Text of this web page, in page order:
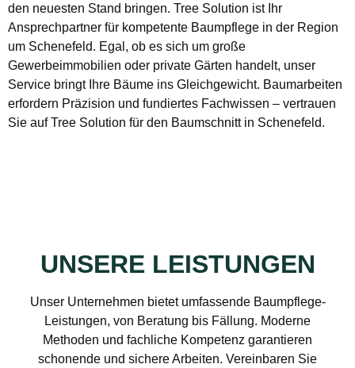
den neuesten Stand bringen. Tree Solution ist Ihr
Ansprechpartner für kompetente Baumpflege in der Region
um Schenefeld. Egal, ob es sich um große
Gewerbeimmobilien oder private Gärten handelt, unser
Service bringt Ihre Bäume ins Gleichgewicht. Baumarbeiten
erfordern Präzision und fundiertes Fachwissen – vertrauen
Sie auf Tree Solution für den Baumschnitt in Schenefeld.
UNSERE LEISTUNGEN
Unser Unternehmen bietet umfassende Baumpflege-
Leistungen, von Beratung bis Fällung. Moderne
Methoden und fachliche Kompetenz garantieren
schonende und sichere Arbeiten. Vereinbaren Sie